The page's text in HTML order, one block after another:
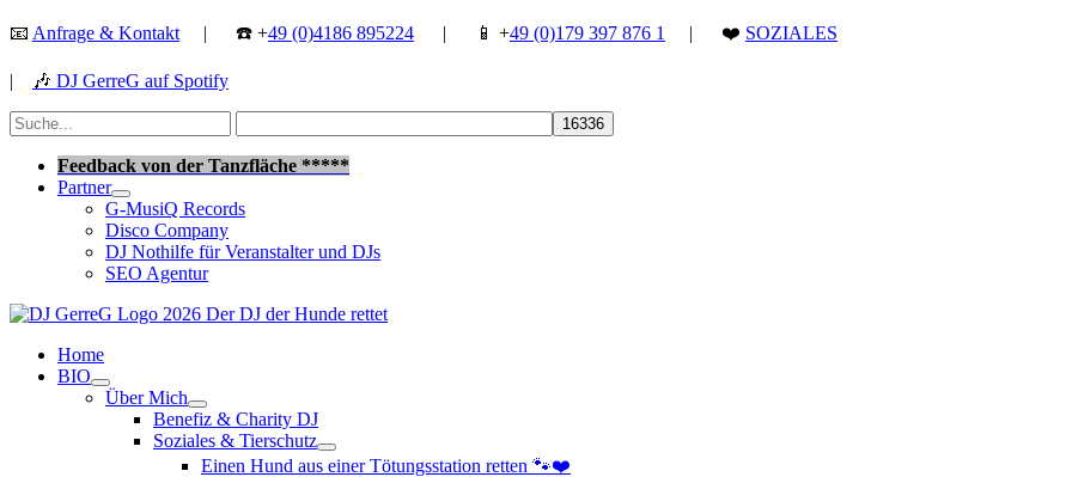
Zum
springen
📧 Anfrage & Kontakt | ☎️ +49 (0)4186 895224 | 📱 +49 (0)179 397 876 1 | ❤️ SOZIALES
| 🎶 DJ GerreG auf Spotify
Suchen
nach:
Feedback von der Tanzfläche *****
Partner
G-MusiQ Records
Disco Company
DJ Nothilfe für Veranstalter und DJs
SEO Agentur
Home
BIO
Über Mich
Benefiz & Charity DJ
Soziales & Tierschutz
Einen Hund aus einer Tötungsstation retten 🐾❤️